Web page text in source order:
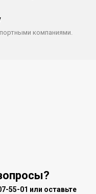
компаниями.
55-01 или оставьте